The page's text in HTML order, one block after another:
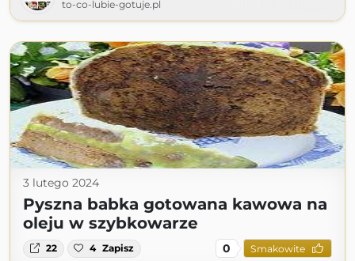
to-co-lubie-gotuje.pl
3 lutego 2024
Pyszna babka gotowana kawowa na
oleju w szybkowarze
22 4 Zapisz 0 Smakowite